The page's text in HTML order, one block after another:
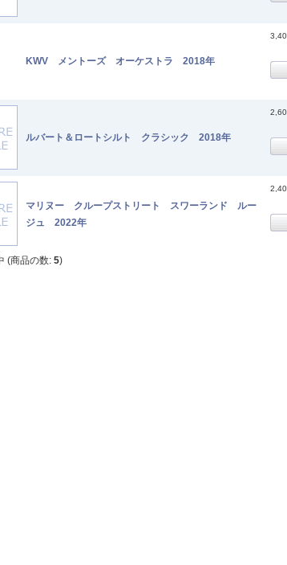
KWV メントーズ オーケストラ 2018年
ルバート＆ロートシルト クラシック 2018年
マリヌー クループストリート スワーランド ルー
ジュ 2022年
(商品の数: 5)